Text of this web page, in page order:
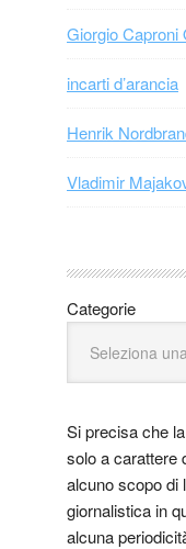
Giorgio Caproni
incarti d’arancia
Henrik
Vladimir
Categorie
Si precisa che
solo a carattere
alcuno scopo di
giornalistica in
alcuna